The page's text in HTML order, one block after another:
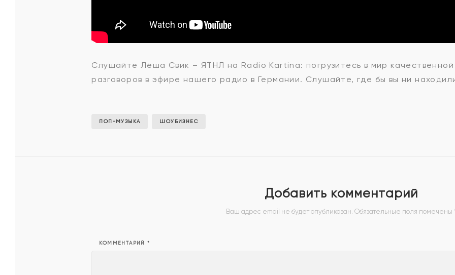
Лёша
-
Слушайте Лёша Свик – ЯТНЛ на Radio Kartina: погрузитесь в мир
разговоров в эфире нашего радио в Германии. Слушайте, где бы вы ни
ПОП-МУЗЫКА ШОУБИЗНЕС
Добавить комментарий
Ваш адрес email не будет опубликован. Обязательные поля помечены
КОММЕНТАРИЙ*